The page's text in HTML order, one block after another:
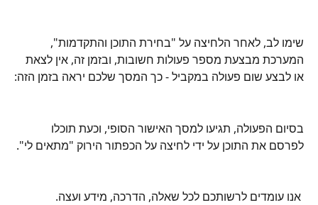
שימו לב, לאחר הלחיצה על "בחירת התוכן והתקדמות",
המערכת מבצעת מספר פעולות חשובות, ובזמן זה, אין לצאת
או לבצע שום פעולה במקביל - כך המסך שלכם יראה בזמן הזה:
בסיום הפעולה, תגיעו למסך האישור הסופי, וכעת תוכלו
לפרסם את התוכן על ידי לחיצה על הכפתור הירוק "מתאים לי".